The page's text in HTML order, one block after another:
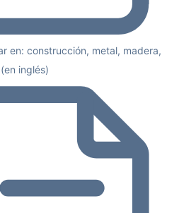
en: construcción, metal, madera,
inglés)